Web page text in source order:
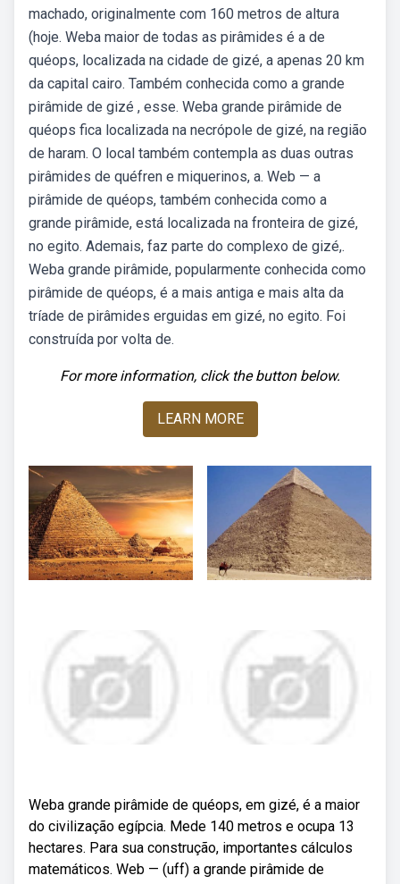
machado, originalmente com 160 metros de altura
(hoje. Weba maior de todas as pirâmides é a de
quéops, localizada na cidade de gizé, a apenas 20 km
da capital cairo. Também conhecida como a grande
pirâmide de gizé , esse. Weba grande pirâmide de
quéops fica localizada na necrópole de gizé, na região
de haram. O local também contempla as duas outras
pirâmides de quéfren e miquerinos, a. Web — a
pirâmide de quéops, também conhecida como a
grande pirâmide, está localizada na fronteira de gizé,
no egito. Ademais, faz parte do complexo de gizé,.
Weba grande pirâmide, popularmente conhecida como
pirâmide de quéops, é a mais antiga e mais alta da
tríade de pirâmides erguidas em gizé, no egito. Foi
construída por volta de.
For more information, click the button below.
LEARN MORE
Weba grande pirâmide de quéops, em gizé, é a maior
do civilização egípcia. Mede 140 metros e ocupa 13
hectares. Para sua construção, importantes cálculos
matemáticos. Web — (uff) a grande pirâmide de